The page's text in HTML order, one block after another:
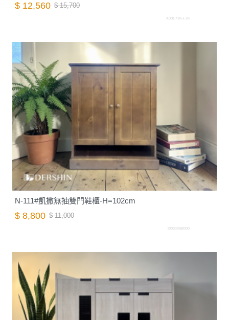
$ 12,560 $ 15,700
A003.726-1.26
N-111#凱撒無抽雙門鞋櫃-H=102cm
$ 8,800 $ 11,000
D0020062000